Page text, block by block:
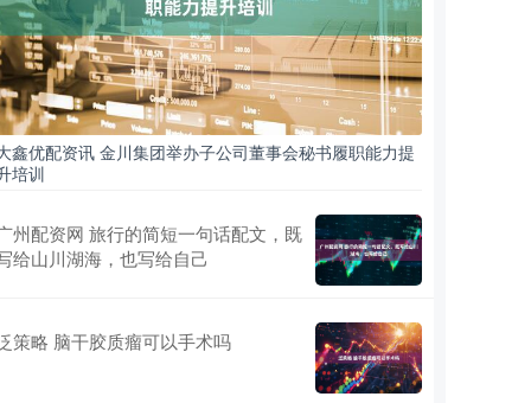
鑫优配资讯 金川集团举办子公司董事会秘书履职能力提
培训
州配资网 旅行的简短一句话配文，既
给山川湖海，也写给自己
策略 脑干胶质瘤可以手术吗